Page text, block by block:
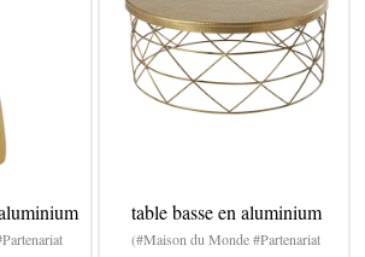
table basse en aluminium
(#Maison du Monde #Partenariat